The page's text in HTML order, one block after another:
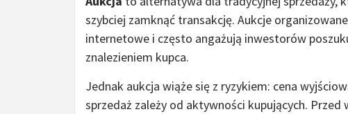
szybciej zamknąć transakcję. Aukcje
internetowe i często angażują inwestorów
znalezieniem kupca.
Jednak aukcja wiąże się z ryzykiem: cena
sprzedaż zależy od aktywności kupujących.